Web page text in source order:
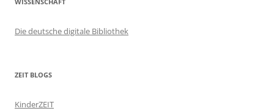
Die deutsche digitale Bibliothek
ZEIT BLOGS
KinderZEIT